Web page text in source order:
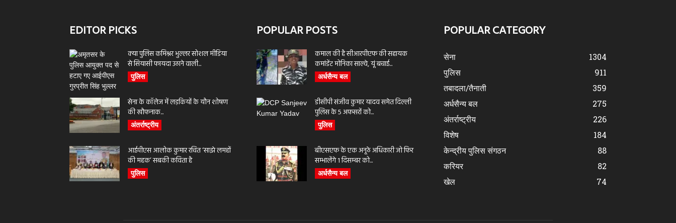
EDITOR PICKS
क्या पुलिस कमिश्नर भुल्लर सोशल मीडिया
से सियासी फायदा उठाने वाली...
पुलिस
सेना के कॉलेज में लड़कियों के यौन शोषण
की खौफनाक...
अंतर्राष्ट्रीय
आईपीएस आलोक कुमार रचित ‘साझे लमहों
की महक’ सबकी कविता है
पुलिस
POPULAR POSTS
कमाल की है सीआरपीएफ की सहायक
कमांडेंट मोनिका साल्वे, यूं बचाई...
अर्धसैन्य बल
डीसीपी संजीव कुमार यादव समेत दिल्ली
पुलिस के 5 अफसरों को...
पुलिस
बीएसएफ के एक अनूठे अधिकारी जो फिर
सम्भालेंगे 1 दिसम्बर को...
अर्धसैन्य बल
POPULAR CATEGORY
सेना
1304
पुलिस
911
तबादला/तैनाती
359
अर्धसैन्य बल
275
अंतर्राष्ट्रीय
226
विशेष
184
केन्द्रीय पुलिस संगठन
88
करियर
82
खेल
74